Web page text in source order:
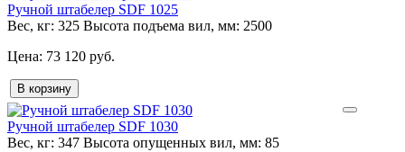
Ручной штабелер SDF 1025
Вес, кг: 325 Высота подъема вил, мм: 2500
73 120 руб.
В корзину
Ручной штабелер SDF 1030
Вес, кг: 347 Высота опущенных вил, мм: 85